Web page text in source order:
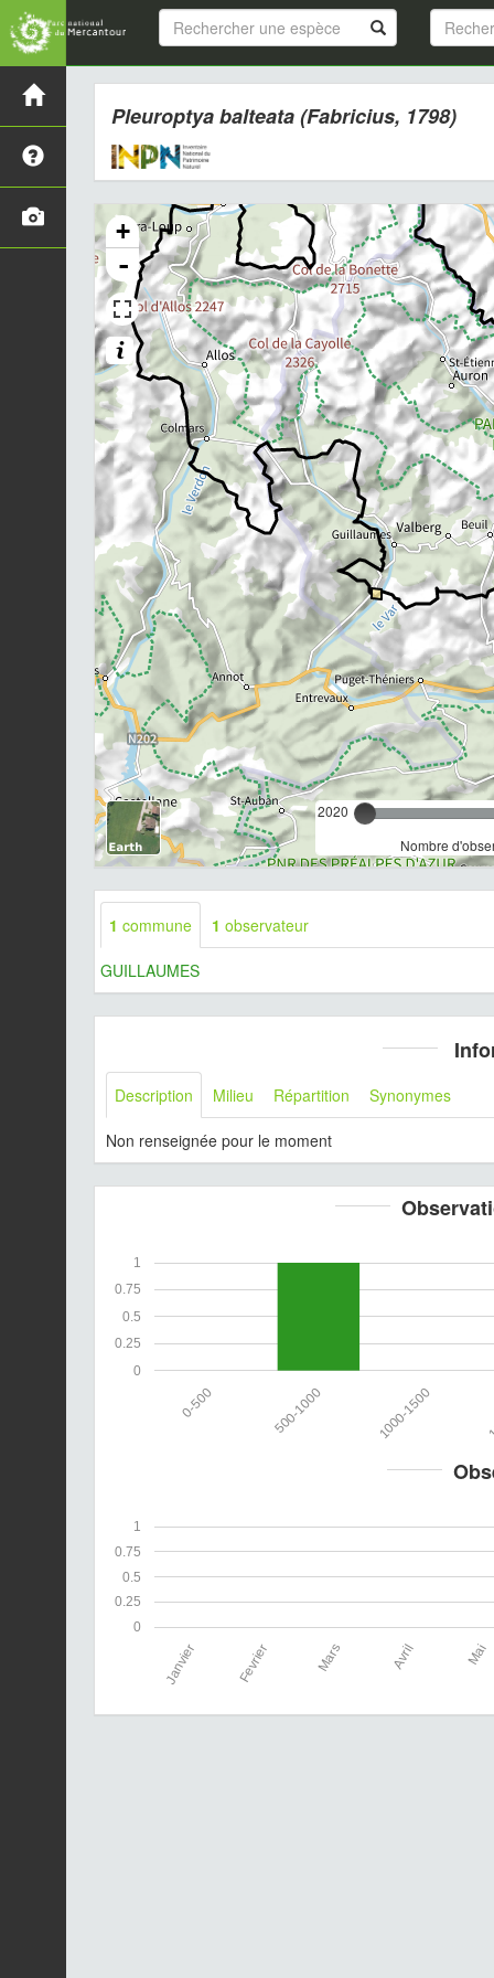
Pleuroptya balteata(Fabricius, 1798)
+
-
2020
Nombre
1 commune 1 observateur
GUILLAUMES
Description Milieu Répartition Synonymes
Non renseignée pour le moment
0
0.25
0.5
0.75
1
1000-1500
500-1000
0-500
0
0.25
0.5
0.75
1
Mai
Avril
Mars
Fevrier
Janvier